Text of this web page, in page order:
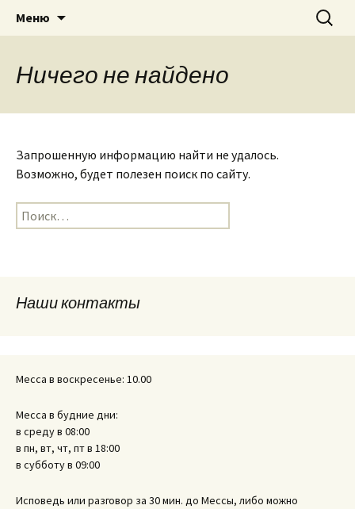
Римско-католическая
церковь в Саратове
Приход святого Климента
Меню Найти:
Ничего не найдено
Запрошенную информацию найти не удалось.
Возможно, будет полезен поиск по сайту.
Найти:
Наши контакты
Месса в воскресенье: 10.00
Месса в будние дни:
в среду в 08:00
в пн, вт, чт, пт в 18:00
в субботу в 09:00
Исповедь или разговор за 30 мин. до Мессы, либо можно